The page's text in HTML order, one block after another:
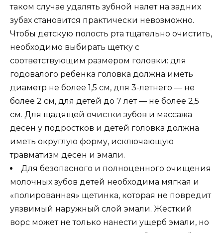
таком случае удалять зубной налет на задних
зубах становится практически невозможно.
Чтобы детскую полость рта тщательно очистить,
необходимо выбирать щетку с
соответствующим размером головки: для
годовалого ребенка головка должна иметь
диаметр не более 1,5 см, для 3-летнего — не
более 2 см, для детей до 7 лет — не более 2,5
см. Для щадящей очистки зубов и массажа
десен у подростков и детей головка должна
иметь округлую форму, исключающую
травматизм десен и эмали.
Для безопасного и полноценного очищения
молочных зубов детей необходима мягкая и
«полированная» щетинка, которая не повредит
уязвимый наружный слой эмали. Жесткий
ворс может не только нанести ущерб эмали, но